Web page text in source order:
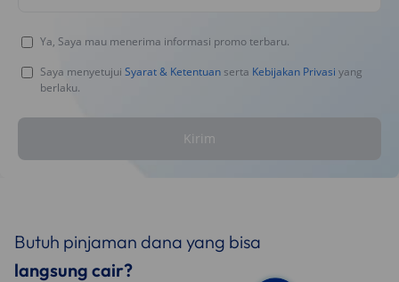
Ya, Saya mau menerima informasi promo terbaru.
Saya menyetujui Syarat & Ketentuan serta Kebijakan Privasi yang
berlaku.
Kirim
Butuh pinjaman dana yang bisa
langsung cair?